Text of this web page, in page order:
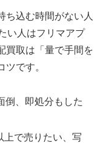
ち込む時間がない人
い人はフリマアプ
買取は「量で手間を
です。
倒、即処分もした
上で売りたい、写